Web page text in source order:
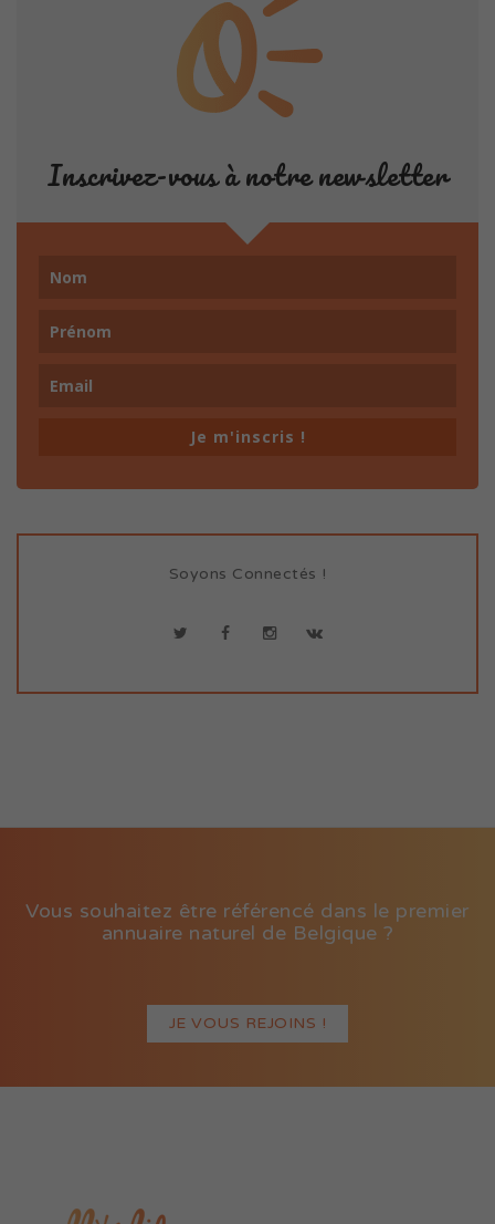
Inscrivez-vous à notre newsletter
Je m'inscris !
Soyons Connectés !
Vous souhaitez être référencé dans le premier
annuaire naturel de Belgique ?
JE VOUS REJOINS !